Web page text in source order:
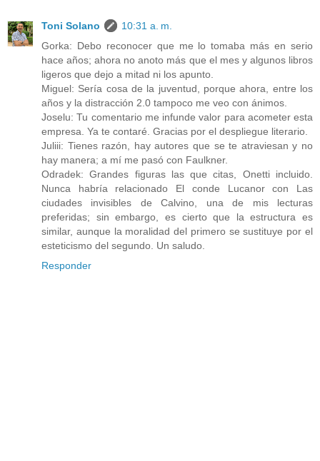
Toni Solano
10:31 a. m.
Gorka: Debo reconocer que me lo tomaba más en serio
hace años; ahora no anoto más que el mes y algunos libros
ligeros que dejo a mitad ni los apunto.
Miguel: Sería cosa de la juventud, porque ahora, entre los
años y la distracción 2.0 tampoco me veo con ánimos.
Joselu: Tu comentario me infunde valor para acometer esta
empresa. Ya te contaré. Gracias por el despliegue literario.
Juliii: Tienes razón, hay autores que se te atraviesan y no
hay manera; a mí me pasó con Faulkner.
Odradek: Grandes figuras las que citas, Onetti incluido.
Nunca habría relacionado El conde Lucanor con Las
ciudades invisibles de Calvino, una de mis lecturas
preferidas; sin embargo, es cierto que la estructura es
similar, aunque la moralidad del primero se sustituye por el
esteticismo del segundo. Un saludo.
Responder